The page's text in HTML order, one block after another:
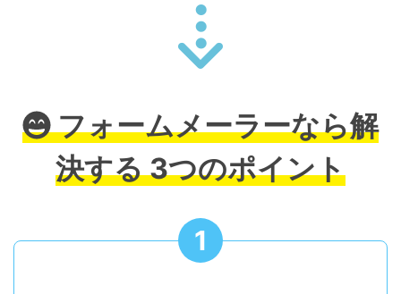
フォームメーラーなら解
決する3つのポイント
1